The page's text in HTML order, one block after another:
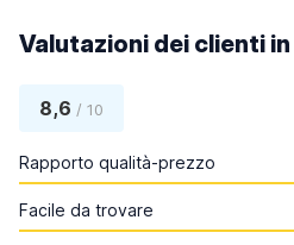
Valutazioni dei clienti
8,6 / 10
Rapporto qualità-prezzo
Facile da trovare